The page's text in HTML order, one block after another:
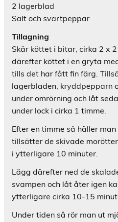
2 lagerblad
Salt och svartpeppar
Tillagning
Skär köttet i bitar, cirka 2 x
därefter köttet i en gryta
tills det har fått fin färg.
lagerbladen, kryddpepparn
under omrörning och låt
under lock i cirka 1 timme.
Efter en timme så häller
tillsätter de skivade
i ytterligare 10 minuter.
Lägg därefter ned de
svampen och låt åter igen
ytterligare cirka 10-15
Under tiden så rör man ut